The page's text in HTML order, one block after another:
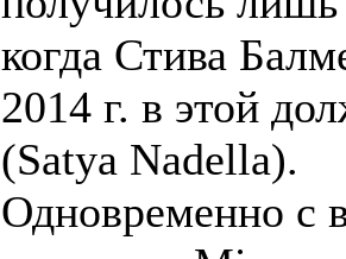
когда Стива
2014 г. в этой
(Satya Nadella).
Одновременно с